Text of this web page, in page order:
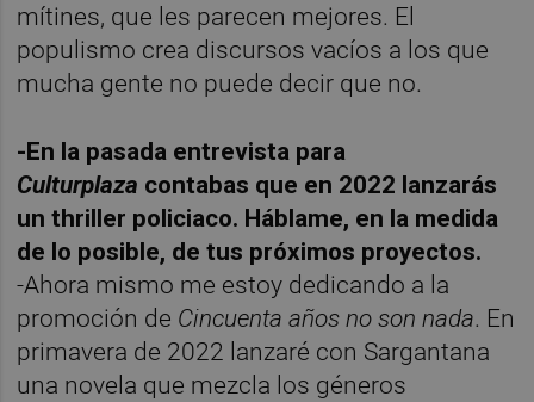
mítines, que les parecen mejores. El
populismo crea discursos vacíos a los que
mucha gente no puede decir que no.
-En la pasada entrevista para
Culturplaza contabas que en 2022 lanzarás
un thriller policiaco. Háblame, en la medida
de lo posible, de tus próximos proyectos.
-Ahora mismo me estoy dedicando a la
promoción de Cincuentaaños no son nada. En
primavera de 2022 lanzaré con Sargantana
una novela que mezcla los géneros